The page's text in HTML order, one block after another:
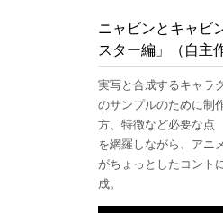
ニャビンとキャビ
スター編」（自主
実写と合成するキャラ
のサンプルのために制
方、特徴など必要な点
を網羅しながら、アニ
がちょっとしたコント
成。